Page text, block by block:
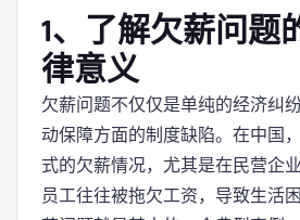
1、了解欠薪问题
律意义
欠薪问题不仅仅是单纯的经济纠
动保障方面的制度缺陷。在中国
式的欠薪情况，尤其是在民营企
员工往往被拖欠工资，导致生活